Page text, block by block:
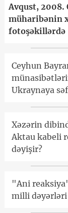
Avqust, 2008.
müharibənin
fotoşəkillərdə
Ceyhun
Ukraynaya
Xəzərin
Aktau kabeli
dəyişir?
"Ani
milli